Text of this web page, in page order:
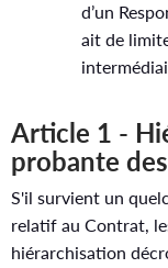
d’un
ait de
Article 1 - Hiérarchie de la valeur
probante
S'il survient un
relatif au Contrat,
hiérarchisation